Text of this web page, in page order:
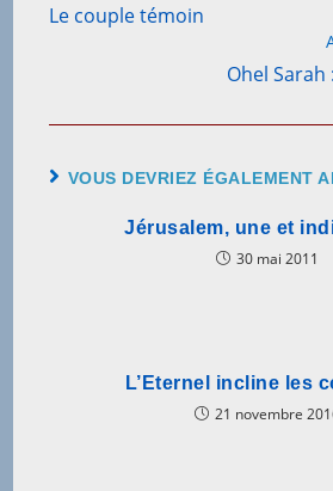
articles
Le couple témoin
Ohel
VOUS DEVRIEZ ÉGALEMENT
Jérusalem, une et
30 mai 2011
L’Eternel incline les
21 novembre